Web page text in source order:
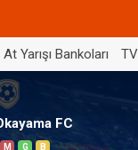
At Yarışı Bankoları
FC
M G B